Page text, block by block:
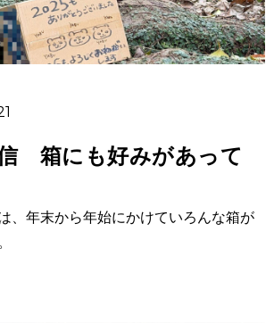
箱にも好みがあって
、年末から年始にかけていろんな箱が